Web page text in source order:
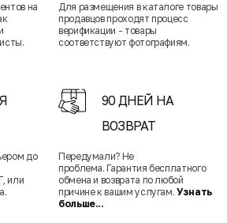
на
Для размещения в каталоге товары
продавцов проходят процесс
верификации - товары
соответствуют фотографиям.
до
или
90 ДНЕЙ НА
ВОЗВРАТ
Передумали? Не
проблема. Гарантия бесплатного
обмена и возврата по любой
причине к вашим услугам. Узнать
больше...